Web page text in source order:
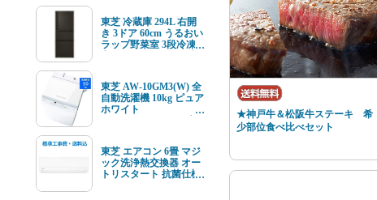
★神戸牛＆松阪牛ステーキ 希
少部位食べ比べセット
ルチューナー内蔵
東芝 冷蔵庫 294L 右開
き 3ドア 60cm うるおい
ラップ野菜室 3段冷凍
東芝 AW-10GM3(W) 全
自動洗濯機 10kg ピュア
ホワイト
東芝 エアコン 6畳 マジ
ック洗浄熱交換器 オー
トリスタート 抗菌仕様